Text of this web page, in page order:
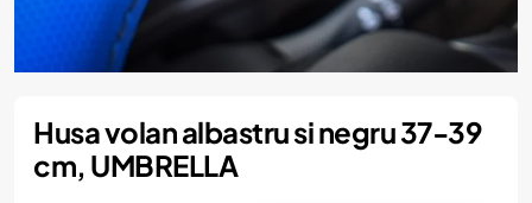
Husa volan albastru si negru 37-39
cm, UMBRELLA